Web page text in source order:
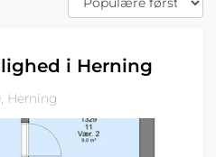
i Herning
Herning